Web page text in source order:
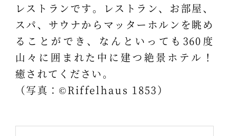
レストランです。レストラン、お部屋、
スパ、サウナからマッターホルンを眺め
ることができ、なんといっても360度
山々に囲まれた中に建つ絶景ホテル！
癒されてください。
（写真：©Riffelhaus 1853）